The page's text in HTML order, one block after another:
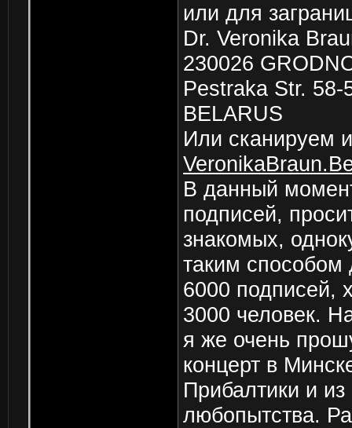
или для
Dr. Veronika
230026
Pestrаka Str. 58-
BELARUS
Или сканируем
В данный
подписей,
знакомых,
таким способом
6000 подписей,
3000 человек.
я же очень
концерт в
Прибалтики и
любопытства.